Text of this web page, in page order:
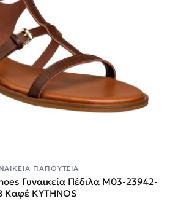
ΠΑΠΟΎΤΣΙΑ
Γυναικεία Πέδιλα M03-23942-
Καφέ KYTHNOS